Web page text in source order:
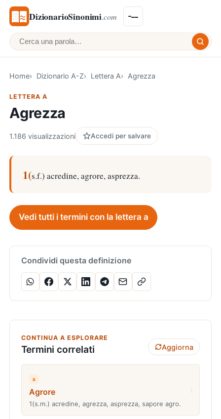
DizionarioSinonimi.com
Cerca una parola
Home Dizionario A-Z Lettera A Agrezza
LETTERA A
Agrezza
1.186 visualizzazioni Accedi per salvare
1(s.f.) acredine, agrore, asprezza.
Vedi tutti i termini con la lettera a
Condividi questa definizione
CONTINUA A ESPLORARE
Termini correlati Aggiorna
a
Agrore
1(s.m.) acredine, agrezza, asprezza, sapore agro.